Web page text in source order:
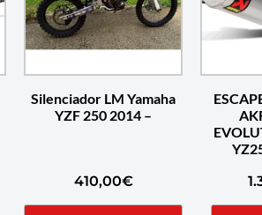
Silenciador LM Yamaha
YZF 250 2014 –
410,00€